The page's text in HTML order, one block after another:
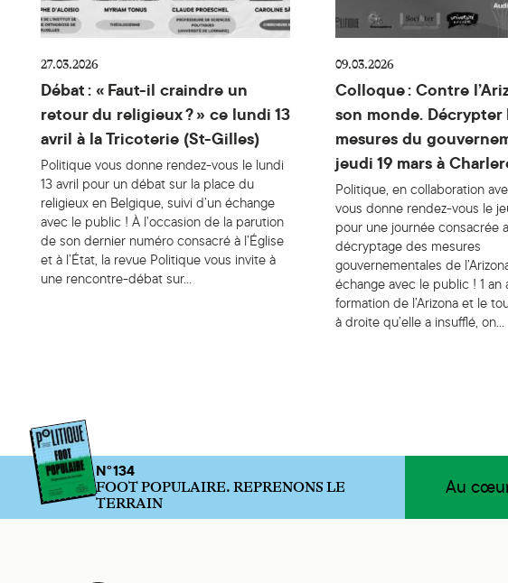
27.03.2026
Débat : « Faut-il craindre un
retour du religieux ? » ce lundi 13
avril à la Tricoterie (St-Gilles)
Politique vous donne rendez-vous le lundi
13 avril pour un débat sur la place du
religieux en Belgique, suivi d’un échange
avec le public ! À l’occasion de la parution
de son dernier numéro consacré à l’Église
et à l’État, la revue Politique vous invite à
une rencontre-débat sur…
09.03.2026
Colloque : Contre
son monde. Décrypter
mesures du
jeudi 19 mars à
Politique, en collaboration
vous donne rendez-vous le
pour une journée consacrée
décryptage des mesures
gouvernementales de
échange avec le public ! 1 an
formation de l’Arizona et le
à droite qu’elle a insufflé, on…
N°134
FOOT POPULAIRE. REPRENONS LE
TERRAIN
Au